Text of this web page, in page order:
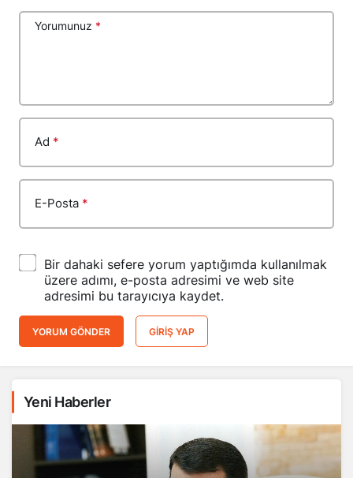
Yorumunuz *
Ad *
E-Posta *
Bir dahaki sefere yorum yaptığımda kullanılmak
üzere adımı, e-posta adresimi ve web site
adresimi bu tarayıcıya kaydet.
YORUM GÖNDER GIRIŞ YAP
Yeni Haberler